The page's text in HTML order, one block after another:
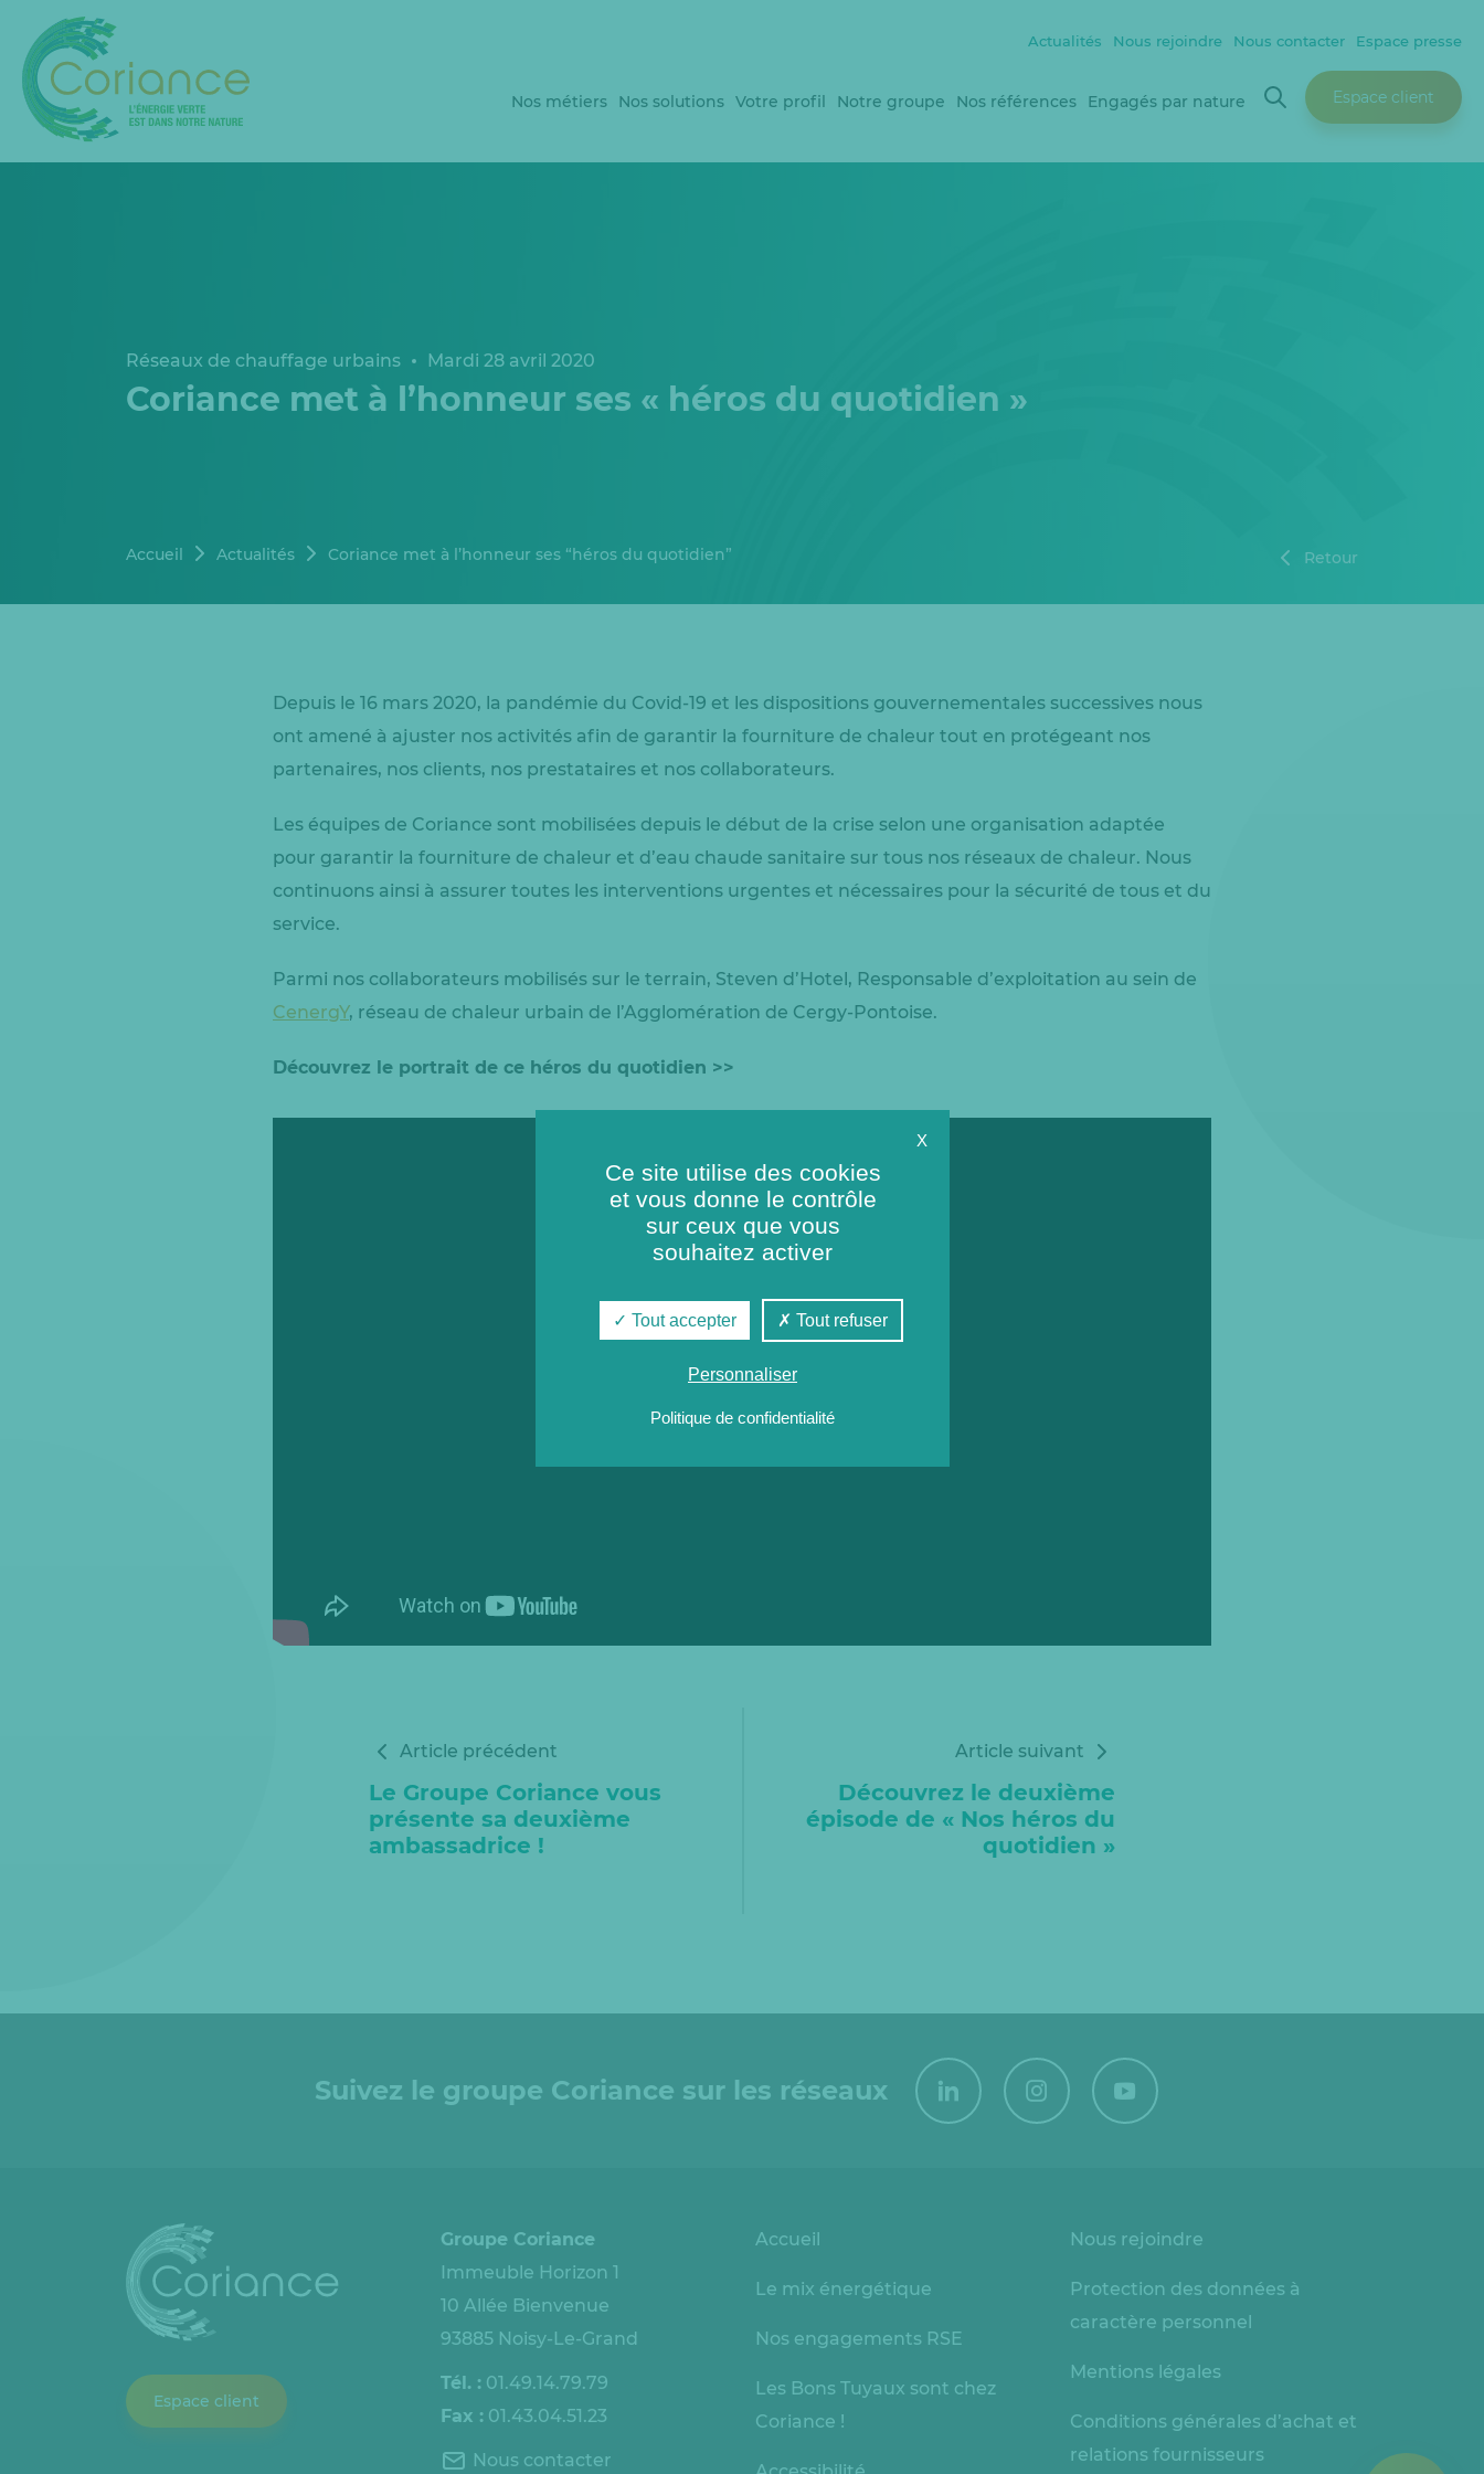
Actualités Nous rejoindre Nous contacter Espace presse
Nos métiers Nos solutions Votre profil Notre groupe Nos références Engagés par nature Espace client
Réseaux de chauffage urbains Mardi 28 avril 2020
Coriance met à l’honneur ses « héros du quotidien »
Accueil Actualités Coriance met à l’honneur ses “héros du quotidien” Retour
Depuis le 16 mars 2020, la pandémie du Covid-19 et les dispositions gouvernementales successives nous
ont amené à ajuster nos activités afin de garantir la fourniture de chaleur tout en protégeant nos
partenaires, nos clients, nos prestataires et nos collaborateurs.
Les équipes de Coriance sont mobilisées depuis le début de la crise selon une organisation adaptée
pour garantir la fourniture de chaleur et d’eau chaude sanitaire sur tous nos réseaux de chaleur. Nous
continuons ainsi à assurer toutes les interventions urgentes et nécessaires pour la sécurité de tous et du
service.
Parmi nos collaborateurs mobilisés sur le terrain, Steven d’Hotel, Responsable d’exploitation au sein de
CenergY, réseau de chaleur urbain de l’Agglomération de Cergy-Pontoise.
Découvrez le portrait de ce héros du quotidien >>
Article précédent
Le Groupe Coriance vous
présente sa deuxième
ambassadrice !
Article suivant
Découvrez le deuxième
épisode de « Nos héros du
quotidien »
Suivez le groupe Coriance sur les réseaux
Espace client
Groupe Coriance
Immeuble Horizon 1
10 Allée Bienvenue
93885 Noisy-Le-Grand
Tél. : 01.49.14.79.79
Fax : 01.43.04.51.23
Nous contacter
Accueil
Le mix énergétique
Nos engagements RSE
Les Bons Tuyaux sont chez
Coriance !
Nous rejoindre
Protection des données à
caractère personnel
Mentions légales
Conditions générales d’achat et
relations fournisseurs
X
Ce site utilise des cookies
et vous donne le contrôle
sur ceux que vous
souhaitez activer
Tout accepter Tout refuser
Personnaliser
Politique de confidentialité